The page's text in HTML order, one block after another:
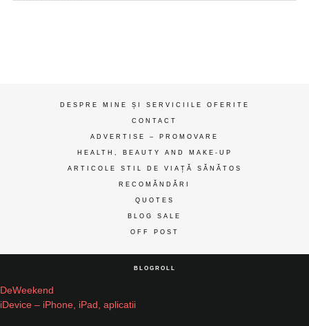
DESPRE MINE ȘI SERVICIILE OFERITE
CONTACT
ADVERTISE – PROMOVARE
HEALTH, BEAUTY AND MAKE-UP
ARTICOLE STIL DE VIAȚĂ SĂNĂTOS
RECOMĂNDĂRI
QUOTES
BLOG SALE
OFF POST
BLOGROLL
DeWeekend
iDevice – iPhone, iPad, aplicatii